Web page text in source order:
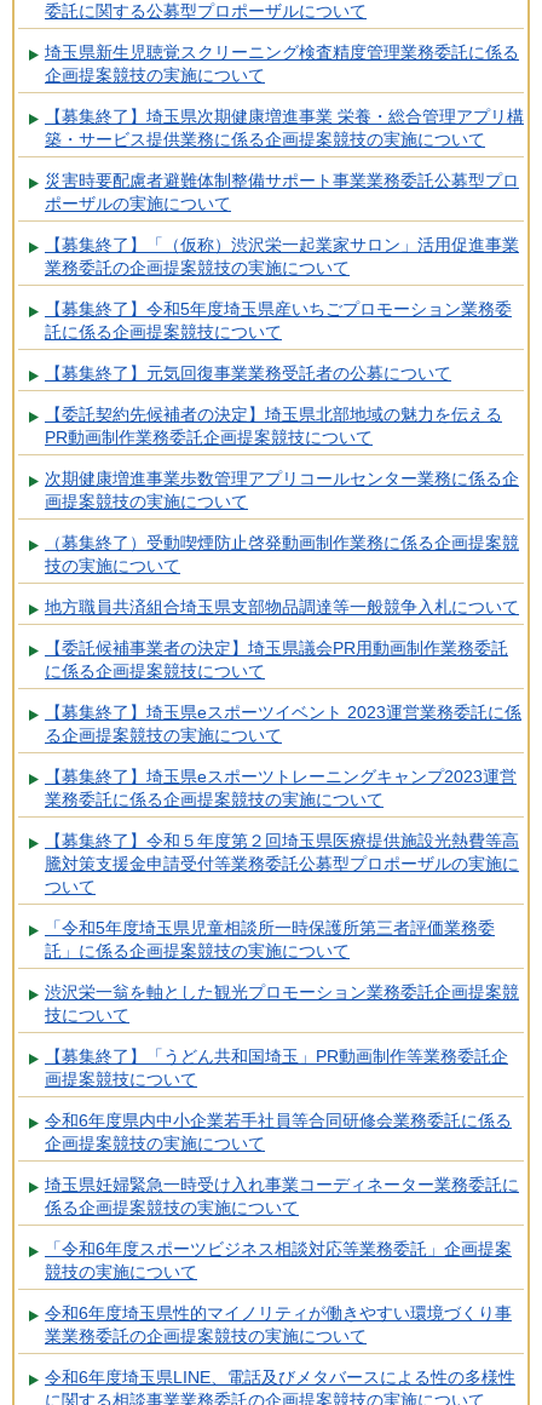
委託に関する公募型プロポーザルについて
埼玉県新生児聴覚スクリーニング検査精度管理業務委託に係る
企画提案競技の実施について
【募集終了】埼玉県次期健康増進事業 栄養・総合管理アプリ構
築・サービス提供業務に係る企画提案競技の実施について
災害時要配慮者避難体制整備サポート事業業務委託公募型プロ
ポーザルの実施について
【募集終了】「（仮称）渋沢栄一起業家サロン」活用促進事業
業務委託の企画提案競技の実施について
【募集終了】令和5年度埼玉県産いちごプロモーション業務委
託に係る企画提案競技について
【募集終了】元気回復事業業務受託者の公募について
【委託契約先候補者の決定】埼玉県北部地域の魅力を伝える
PR動画制作業務委託企画提案競技について
次期健康増進事業歩数管理アプリコールセンター業務に係る企
画提案競技の実施について
（募集終了）受動喫煙防止啓発動画制作業務に係る企画提案競
技の実施について
地方職員共済組合埼玉県支部物品調達等一般競争入札について
【委託候補事業者の決定】埼玉県議会PR用動画制作業務委託
に係る企画提案競技について
【募集終了】埼玉県eスポーツイベント 2023運営業務委託に係
る企画提案競技の実施について
【募集終了】埼玉県eスポーツトレーニングキャンプ2023運営
業務委託に係る企画提案競技の実施について
【募集終了】令和５年度第２回埼玉県医療提供施設光熱費等高
騰対策支援金申請受付等業務委託公募型プロポーザルの実施に
ついて
「令和5年度埼玉県児童相談所一時保護所第三者評価業務委
託」に係る企画提案競技の実施について
渋沢栄一翁を軸とした観光プロモーション業務委託企画提案競
技について
【募集終了】「うどん共和国埼玉」PR動画制作等業務委託企
画提案競技について
令和6年度県内中小企業若手社員等合同研修会業務委託に係る
企画提案競技の実施について
埼玉県妊婦緊急一時受け入れ事業コーディネーター業務委託に
係る企画提案競技の実施について
「令和6年度スポーツビジネス相談対応等業務委託」企画提案
競技の実施について
令和6年度埼玉県性的マイノリティが働きやすい環境づくり事
業業務委託の企画提案競技の実施について
令和6年度埼玉県LINE、電話及びメタバースによる性の多様性
に関する相談事業業務委託の企画提案競技の実施について